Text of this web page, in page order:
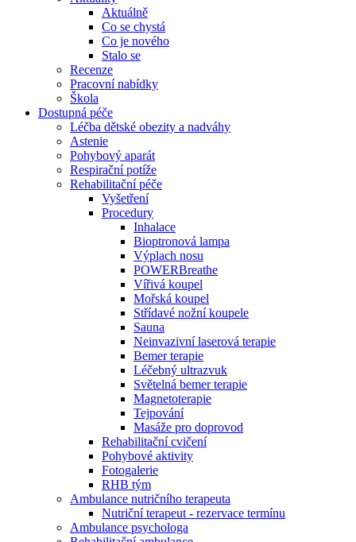
Aktuálně
Co se chystá
Co je nového
Stalo se
Recenze
Pracovní nabídky
Škola
Dostupná péče
Léčba dětské obezity a nadváhy
Astenie
Pohybový aparát
Respirační potíže
Rehabilitační péče
Vyšetření
Procedury
Inhalace
Bioptronová lampa
Výplach nosu
POWERBreathe
Vířivá koupel
Mořská koupel
Střídavé nožní koupele
Sauna
Neinvazivní laserová terapie
Bemer terapie
Léčebný ultrazvuk
Světelná bemer terapie
Magnetoterapie
Tejpování
Masáže pro doprovod
Rehabilitační cvičení
Pohybové aktivity
Fotogalerie
RHB tým
Ambulance nutričního terapeuta
Nutriční terapeut - rezervace termínu
Ambulance psychologa